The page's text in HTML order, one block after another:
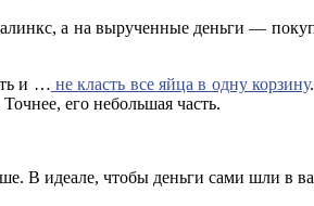
а на вырученные деньги —
и … не класть все яйца в одну корзину
его небольшая часть.
В идеале, чтобы деньги сами шли в